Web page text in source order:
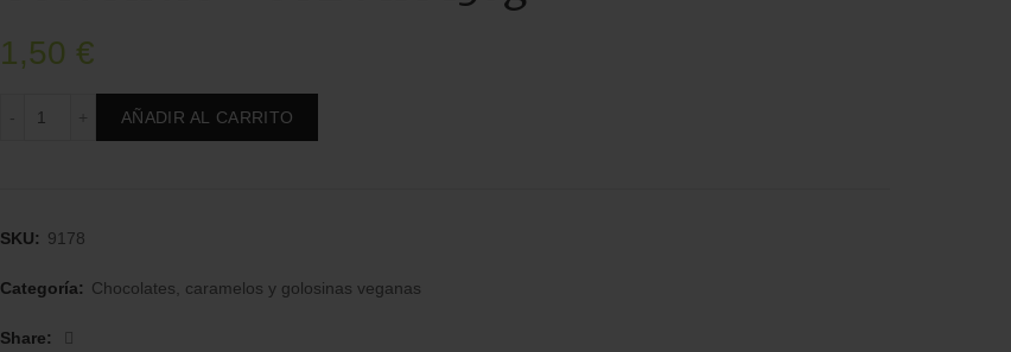
1,50 €
GOLOSINA SMOOTHIE SABOR REGALIZ CON ANIS - STEVIA 150g cantidad
AÑADIR AL CARRITO
SKU: 9178
Categoría: Chocolates, caramelos y golosinas veganas
Share